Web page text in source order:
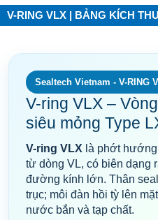
V-RING VLX | BẢNG KÍCH
Sealtech Vietnam - V-RING
V-ring VLX –
siêu mỏng Type
V-ring VLX là phớt
từ dòng VL, có biên dạng
đường kính lớn. Thân
trục; môi đàn hồi tỳ lên
nước bắn và tạp chất.